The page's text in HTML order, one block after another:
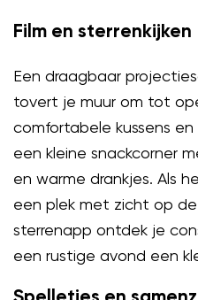
Film en sterrenkijken
Een draagbaar
tovert je muur om tot
comfortabele kussens
een kleine snackcorner
en warme drankjes. Als
een plek met zicht op
sterrenapp ontdek je
een rustige avond een